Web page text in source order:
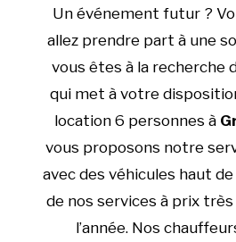
Un événement futur ?
allez prendre part à une
vous êtes à la recherche
qui met à votre
location 6 personnes à
vous proposons notre
avec des véhicules haut
de nos services à prix
l’année. Nos